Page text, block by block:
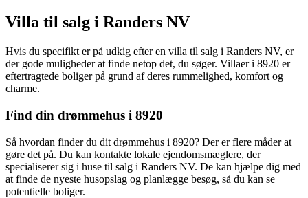
Villa til salg i Randers NV
Hvis du specifikt er på udkig efter en villa til salg i Randers NV, er
der gode muligheder at finde netop det, du søger. Villaer i 8920 er
eftertragtede boliger på grund af deres rummelighed, komfort og
charme.
Find din drømmehus i 8920
Så hvordan finder du dit drømmehus i 8920? Der er flere måder at
gøre det på. Du kan kontakte lokale ejendomsmæglere, der
specialiserer sig i huse til salg i Randers NV. De kan hjælpe dig med
at finde de nyeste husopslag og planlægge besøg, så du kan se
potentielle boliger.